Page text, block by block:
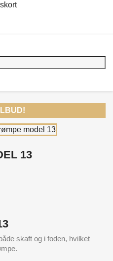
13
skaft og i foden, hvilket